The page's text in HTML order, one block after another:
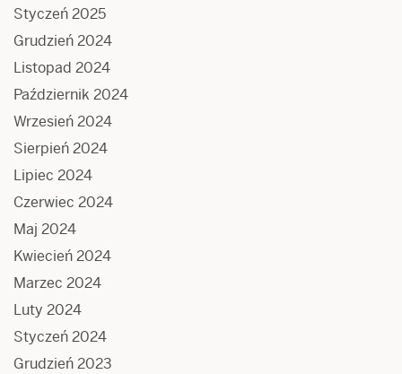
Styczeń 2025
Grudzień 2024
Listopad 2024
Październik 2024
Wrzesień 2024
Sierpień 2024
Lipiec 2024
Czerwiec 2024
Maj 2024
Kwiecień 2024
Marzec 2024
Luty 2024
Styczeń 2024
Grudzień 2023